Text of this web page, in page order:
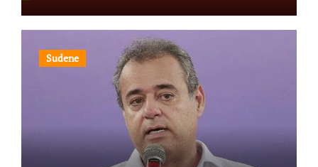
Sudene